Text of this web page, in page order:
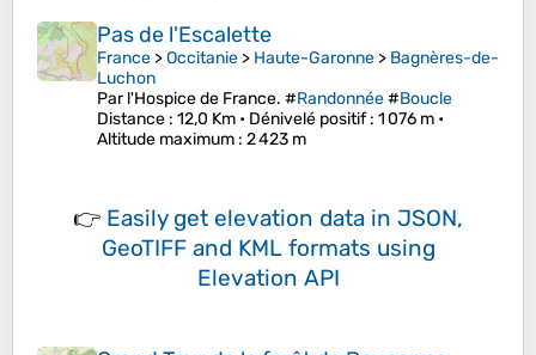
Pas de l'Escalette
France >Occitanie > Haute-Garonne > Bagnères-de-
Luchon
Par l'Hospice de France. #Randonnée#Boucle
Distance : 12,0 Km • Dénivelé positif: 1 076 m •
Altitude maximum : 2 423 m
👉 Easily get elevation data in JSON,
GeoTIFF and KML formats using
Elevation API